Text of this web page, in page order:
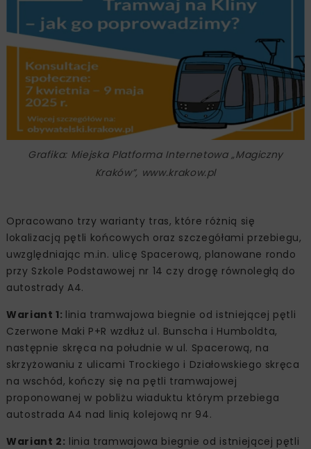
Grafika: Miejska Platforma Internetowa „Magiczny
Kraków”, www.krakow.pl
Opracowano trzy warianty tras, które różnią się
lokalizacją pętli końcowych oraz szczegółami przebiegu,
uwzględniając m.in. ulicę Spacerową, planowane rondo
przy Szkole Podstawowej nr 14 czy drogę równoległą do
autostrady A4.
Wariant 1: linia tramwajowa biegnie od istniejącej pętli
Czerwone Maki P+R wzdłuż ul. Bunscha i Humboldta,
następnie skręca na południe w ul. Spacerową, na
skrzyżowaniu z ulicami Trockiego i Działowskiego skręca
na wschód, kończy się na pętli tramwajowej
proponowanej w pobliżu wiaduktu którym przebiega
autostrada A4 nad linią kolejową nr 94.
Wariant 2: linia tramwajowa biegnie od istniejącej pętli